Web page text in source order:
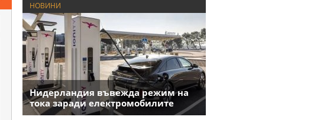
НОВИНИ
Нидерландия въвежда режим на
тока заради електромобилите